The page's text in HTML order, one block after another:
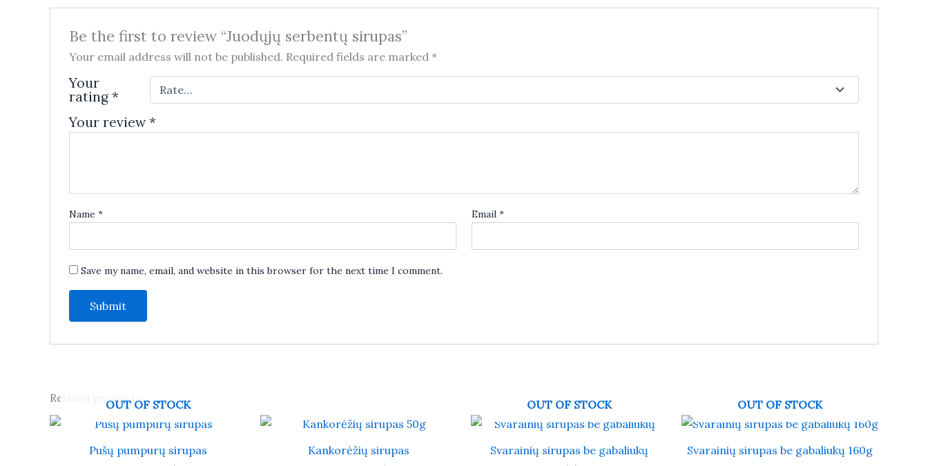
Be the first to review “Juodųjų serbentų sirupas”
Your email address will not be published. Required fields are marked *
Your
rating *
Your review*
Name * Email*
Save my name, email, and website in this browser for the next time I comment.
Related productsOUT OF STOCK
Pušų pumpurų sirupas Kankorėžių sirupas
OUT OF STOCK
Svarainių sirupas be gabaliukų
OUT OF STOCK
Svarainių sirupas be gabaliukų 160g